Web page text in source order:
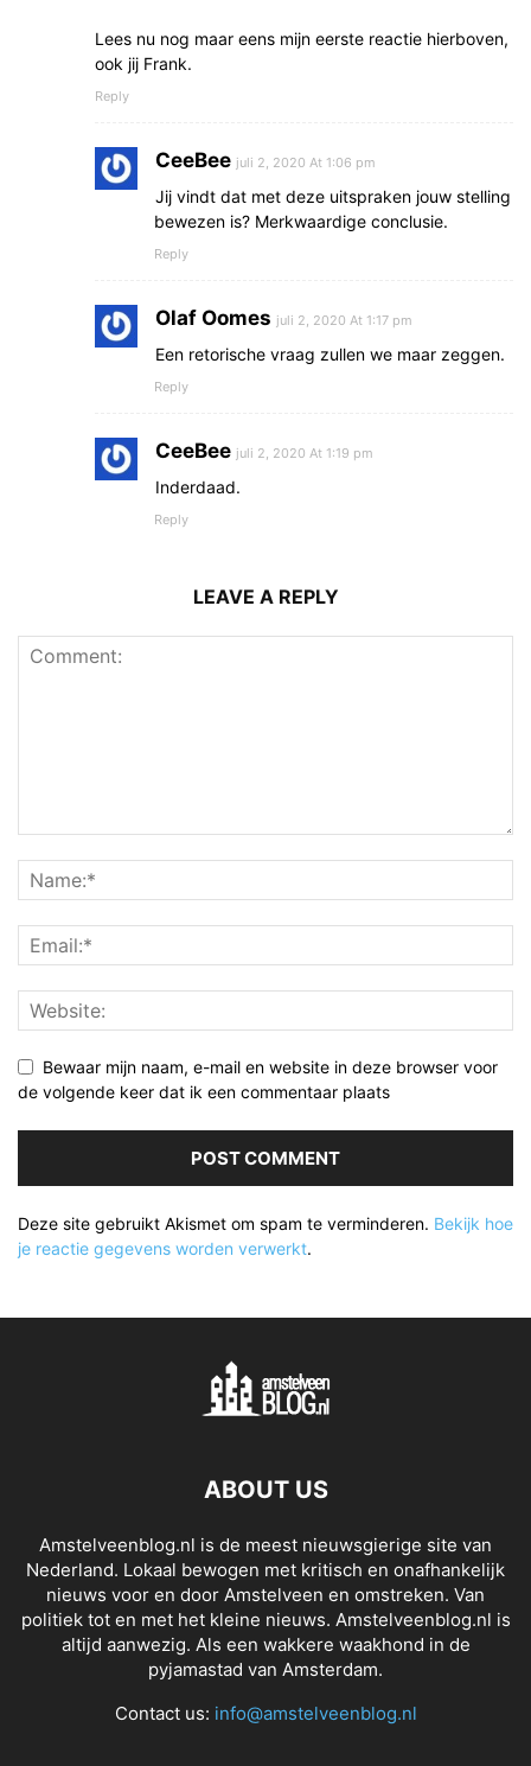
Lees nu nog maar eens mijn eerste reactie hierboven,
ook jij Frank.
Reply
CeeBee juli 2, 2020 At 1:06 pm
Jij vindt dat met deze uitspraken jouw stelling
bewezen is? Merkwaardige conclusie.
Reply
Olaf Oomes juli 2, 2020 At 1:17 pm
Een retorische vraag zullen we maar zeggen.
Reply
CeeBee juli 2, 2020 At 1:19 pm
Inderdaad.
Reply
LEAVE A REPLY
Bewaar mijn naam, e-mail en website in deze browser voor
de volgende keer dat ik een commentaar plaats
Deze site gebruikt Akismet om spam te verminderen. Bekijk hoe
je reactie gegevens worden verwerkt.
ABOUT US
Amstelveenblog.nl is de meest nieuwsgierige site van
Nederland. Lokaal bewogen met kritisch en onafhankelijk
nieuws voor en door Amstelveen en omstreken. Van
politiek tot en met het kleine nieuws. Amstelveenblog.nl is
altijd aanwezig. Als een wakkere waakhond in de
pyjamastad van Amsterdam.
Contact us: info@amstelveenblog.nl